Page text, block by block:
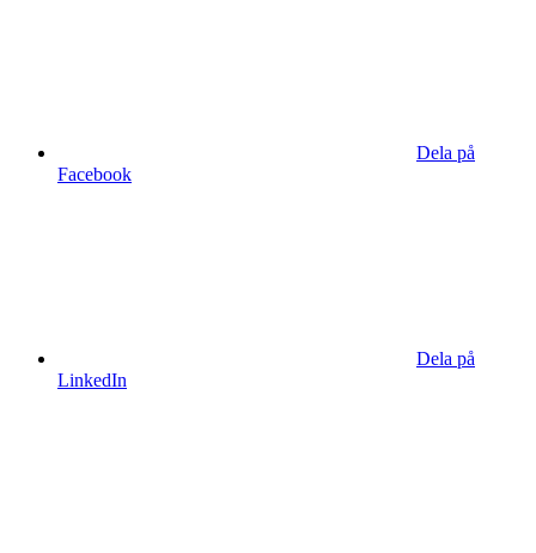
Dela på
Facebook
Dela på
LinkedIn